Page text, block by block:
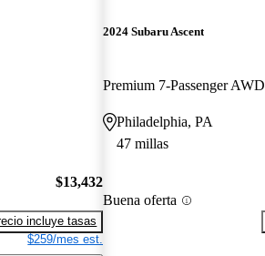
$13,432
incluye tasas
$259/mes est.
2024 Subaru Ascent
Premium 7-Passenger AWD
Philadelphia, PA
47 millas
Buena oferta